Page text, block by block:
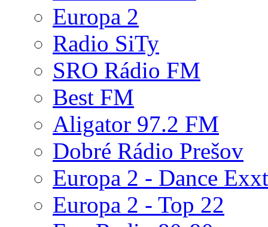
Europa 2
Radio SiTy
SRO Rádio FM
Best FM
Aligator 97.2 FM
Dobré Rádio Prešov
Europa 2 - Dance
Europa 2 - Top 22